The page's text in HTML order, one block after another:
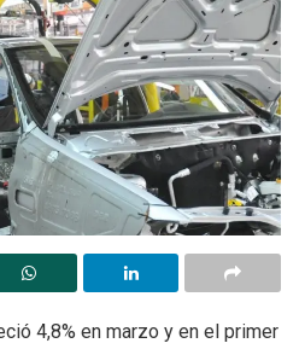
4,8% en marzo y en el primer